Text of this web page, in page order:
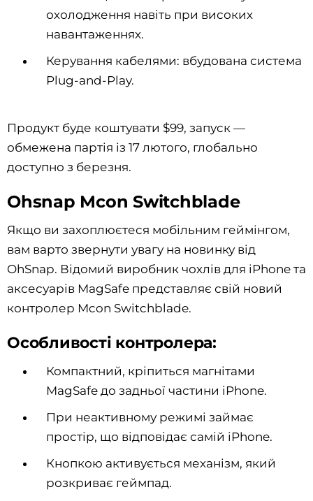
охолодження навіть при високих
навантаженнях.
Керування кабелями: вбудована система
Plug-and-Play.
Продукт буде коштувати $99, запуск —
обмежена партія із 17 лютого, глобально
доступно з березня.
Ohsnap Mcon Switchblade
Якщо ви захоплюєтеся мобільним геймінгом,
вам варто звернути увагу на новинку від
OhSnap. Відомий виробник чохлів для iPhone та
аксесуарів MagSafe представляє свій новий
контролер Mcon Switchblade.
Особливості контролера:
Компактний, кріпиться магнітами
MagSafe до задньої частини iPhone.
При неактивному режимі займає
простір, що відповідає самій iPhone.
Кнопкою активується механізм, який
розкриває геймпад.